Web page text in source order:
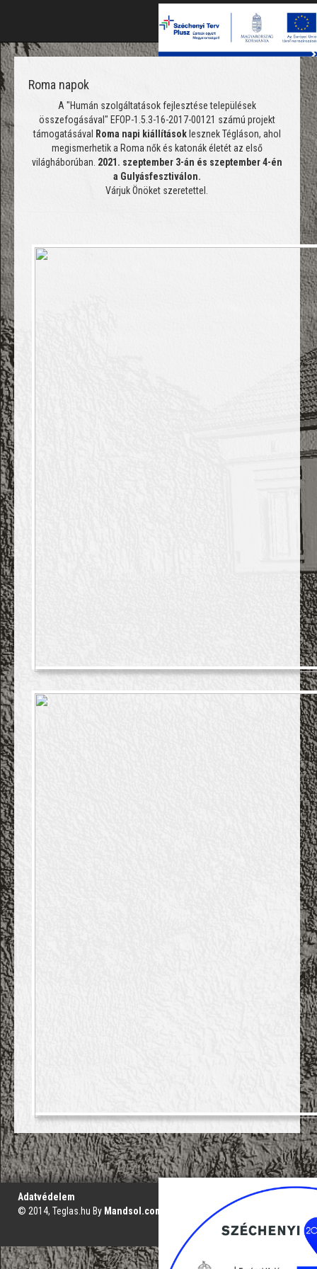
Roma napok
A "Humán szolgáltatások fejlesztése települések
összefogásával" EFOP-1.5.3-16-2017-00121 számú projekt
támogatásával
Roma napi kiállításoklesznek Tégláson, ahol
megismerhetik a Roma nők és katonák életét az első
világháborúban. 2021. szeptember 3-án és szeptember 4-én
a Gulyásfesztiválon.
Várjuk Önöket szeretettel.
';
Adatvédelem
© 2014, Teglas.hu By Mandsol.com
VAKBARÁT VERZIÓ